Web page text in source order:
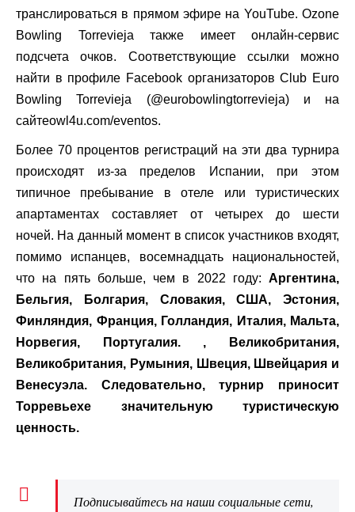
транслироваться в прямом эфире на YouTube. Ozone
Bowling Torrevieja также имеет онлайн-сервис
подсчета очков. Соответствующие ссылки можно
найти в профиле Facebook организаторов Club Euro
Bowling Torrevieja (@eurobowlingtorrevieja) и на
сайтеowl4u.com/eventos.
Более 70 процентов регистраций на эти два турнира
происходят из-за пределов Испании, при этом
типичное пребывание в отеле или туристических
апартаментах составляет от четырех до шести
ночей. На данный момент в список участников входят,
помимо испанцев, восемнадцать национальностей,
что на пять больше, чем в 2022 году: Аргентина,
Бельгия, Болгария, Словакия, США, Эстония,
Финляндия, Франция, Голландия, Италия, Мальта,
Норвегия, Португалия. , Великобритания,
Великобритания, Румыния, Швеция, Швейцария и
Венесуэла. Следовательно, турнир приносит
Торревьехе значительную туристическую
ценность.
Подписывайтесь на наши социальные сети,